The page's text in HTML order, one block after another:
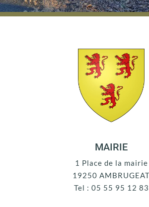
MAIRIE
1 Place de la mairie
19250 AMBRUGEAT
Tel : 05 55 95 12 83